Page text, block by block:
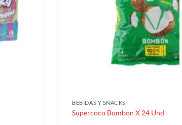
BEBIDAS Y SNACKS
Supercoco Bombon X 24 Und